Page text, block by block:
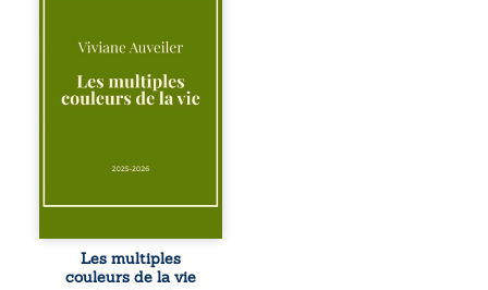
l’apaisement, un
recouvre
l’espérance, tandis
pour en retrouver
Entre souvenirs,
désillusions, Les
multiples couleurs
Les multiples
couleurs de la vie